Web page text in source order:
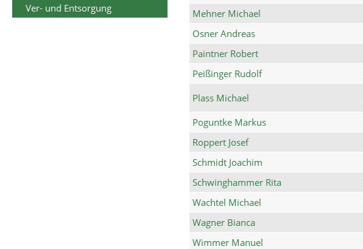
Ver- und Entsorgung
Mehner Michael
Osner Andreas
Paintner Robert
Peißinger Rudolf
Plass Michael
Poguntke Markus
Roppert Josef
Schmidt Joachim
Schwinghammer Rita
Wachtel Michael
Wagner Bianca
Wimmer Manuel